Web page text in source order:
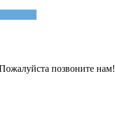
позвоните нам!